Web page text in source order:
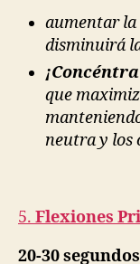
aumentar la
disminuirá
que
neutra y los
5. Flexiones
20-30 segundos